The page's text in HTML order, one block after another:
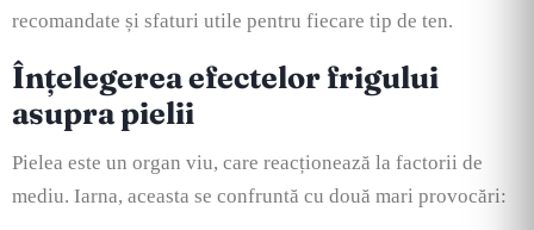
recomandate și sfaturi utile pentru fiecare tip de ten.
Înțelegerea efectelor frigului
asupra pielii
Pielea este un organ viu, care reacționează la factorii de
mediu. Iarna, aceasta se confruntă cu două mari provocări: